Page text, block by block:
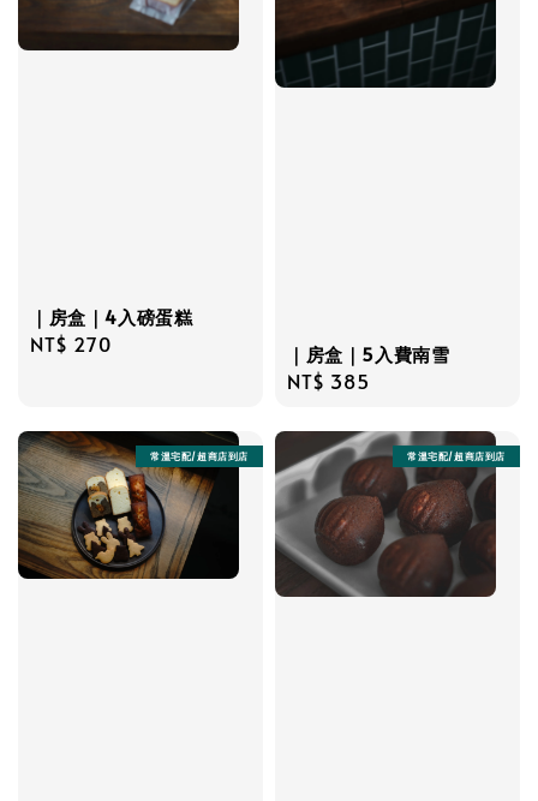
｜房盒｜4入磅蛋糕
Regular
NT$ 270 ｜房盒｜5入費南雪
Regular
NT$ 385
常溫宅配/超商店到店 常溫宅配/超商店到店